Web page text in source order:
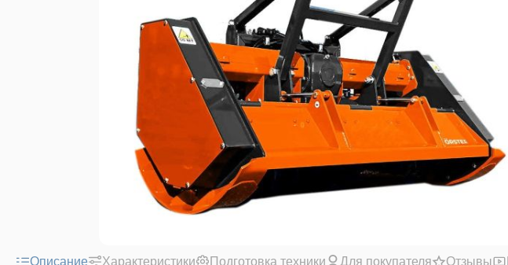
Описание Характеристики Подготовка техники Для покупателя Отзывы